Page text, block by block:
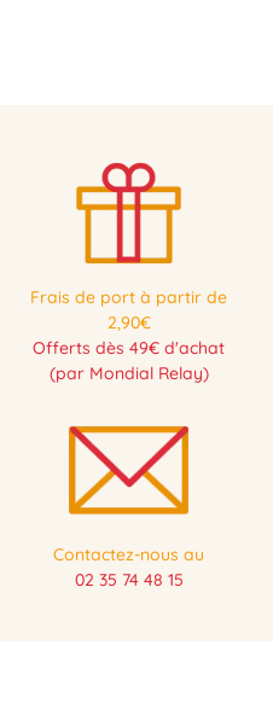
Frais de port à partir de
2,90€
Offerts dès 49€ d'achat
(par Mondial Relay)
Contactez-nous au
02 35 74 48 15